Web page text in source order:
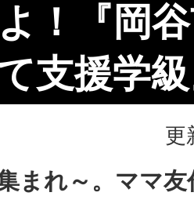
！『岡
支援学
更
まれ～。ママ